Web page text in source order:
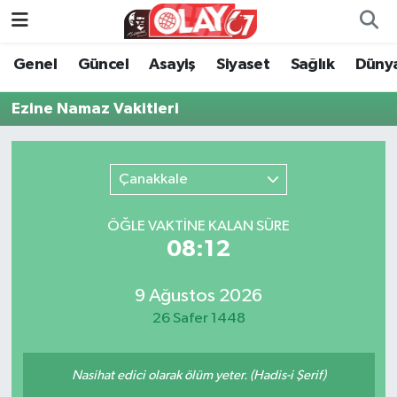
Genel Güncel Asayiş Siyaset Sağlık
Ezine Namaz Vakitleri
Çanakkale
ÖĞLE VAKTİNE KALAN SÜRE
08:12
9 Ağustos 2026
26 Safer 1448
Nasihat edici olarak ölüm yeter. (Hadis-i Şerif)
KATEGORİSİZ
ANA SAYFA
Kültür Sanat
Genel
Güncel
Eğitim
Zonguldak Nöbetçi Eczaneler
Zonguldak Hava Durumu
Süper Lig Puan Durumu ve Fikstür
Tüm Manşetler
Haber Arşivi